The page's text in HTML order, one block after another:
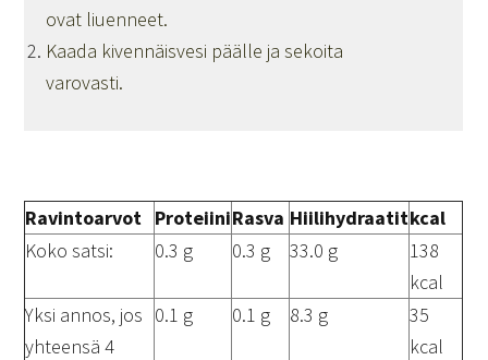
ovat liuenneet.
Kaada kivennäisvesi päälle ja sekoita
varovasti.
Ravintoarvot ProteiiniRasva Hiilihydraatitkcal
Koko satsi:
0.3 g 0.3 g 33.0 g
138
kcal
Yksi annos, jos
yhteensä 4
0.1 g 0.1 g 8.3 g
35
kcal